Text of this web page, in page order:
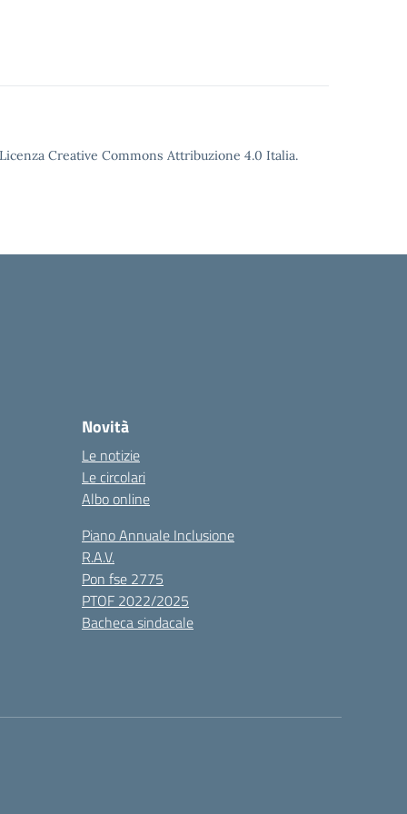
Creative Commons Attribuzione 4.0 Italia.
Novità
Le notizie
Le circolari
Albo online
Piano Annuale Inclusione
R.A.V.
Pon fse 2775
PTOF 2022/2025
Bacheca sindacale